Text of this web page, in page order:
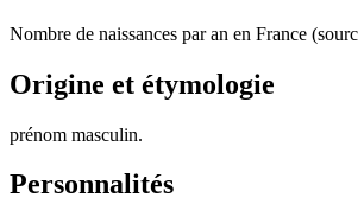
Nombre de naissances par an en France
Origine et étymologie
prénom masculin.
Personnalités